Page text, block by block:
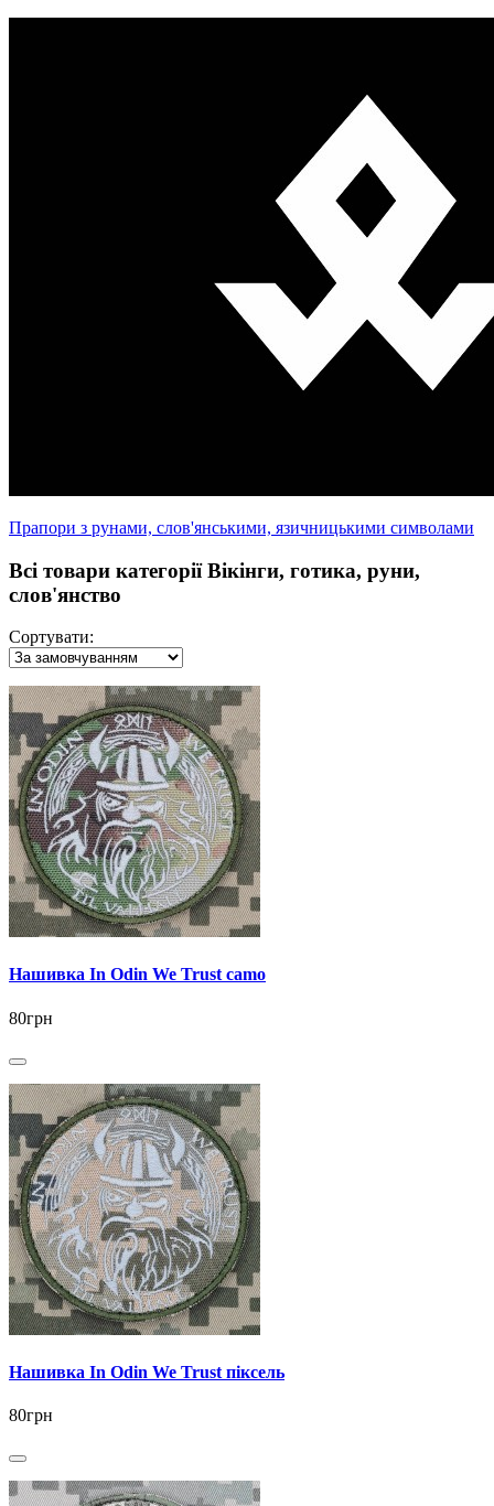
Прапори з рунами, слов'янськими, язичницькими символами
Всі товари категорії Вікінги, готика, руни,
слов'янство
Сортувати:
Нашивка In Odin We Trust camo
80грн
Нашивка In Odin We Trust піксель
80грн